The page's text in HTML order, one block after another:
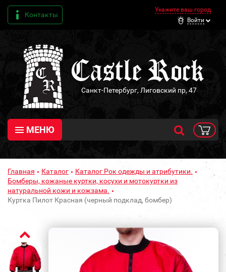
Контакты
Укажите ваш город
Войти
Санкт-Петербург, Лиговский пр, 47
МЕНЮ
Главная Каталог
Каталог Рок одежды и атрибутики.
Бомберы, кожаные куртки, косухи и мотокуртки из
натуральной кожи и кожзама.
Куртка Пилот Красная (черный подклад, бомбер)